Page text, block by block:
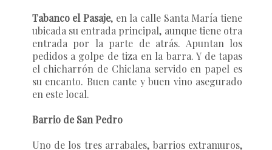
Tabanco el Pasaje, en la calle Santa María tiene
ubicada su entrada principal, aunque tiene otra
entrada por la parte de atrás. Apuntan los
pedidos a golpe de tiza en la barra. Y de tapas
el chicharrón de Chiclana servido en papel es
su encanto. Buen cante y buen vino asegurado
en este local.
Barrio de San Pedro
Uno de los tres arrabales, barrios extramuros,